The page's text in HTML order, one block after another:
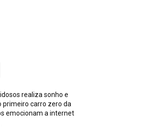
realiza sonho e
primeiro carro zero da
emocionam a internet